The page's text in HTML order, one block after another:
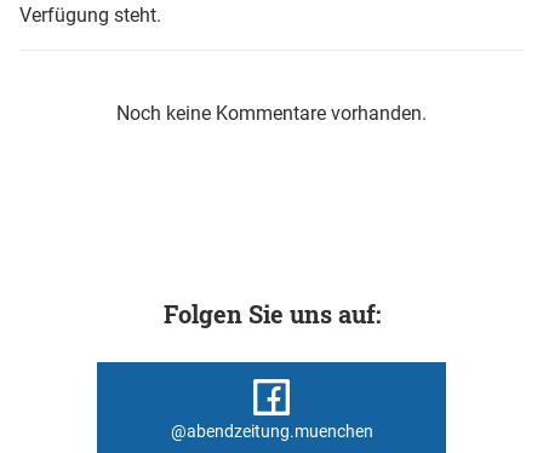
Verfügung steht.
Noch keine Kommentare vorhanden.
Folgen Sie uns auf:
@abendzeitung.muenchen